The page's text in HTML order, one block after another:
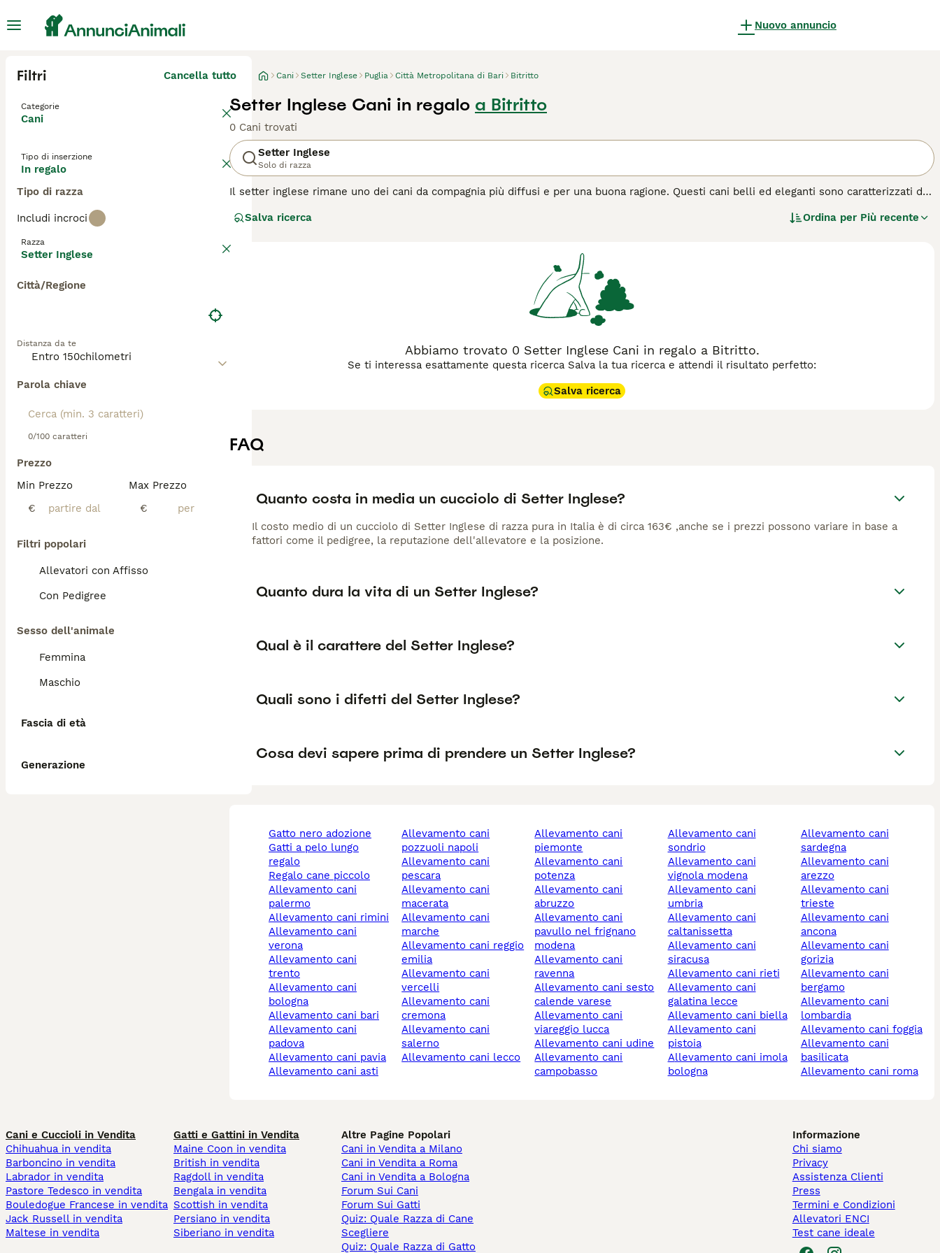
Nuovo annuncio
Filtri Cancella tutto
Categorie
Cani
Tipo di inserzione
In regalo
Tipo di razza
Includi incroci
Razza
Setter Inglese
Città/Regione
Distanza da te
Parola chiave
0/100 caratteri
Prezzo
Min Prezzo
€
Max Prezzo
€
Filtri popolari
Allevatori con Affisso
Con Pedigree
Sesso dell'animale
Femmina
Maschio
Fascia di età
Generazione
Cani Setter Inglese Puglia Città Metropolitana di Bari Bitritto
Setter Inglese Cani in regalo a Bitritto
0 Cani trovati
Setter Inglese
Solo di razza
Il setter inglese rimane uno dei cani da compagnia più diffusi e per una buona ragione. Questi cani belli ed eleganti sono caratterizzati da
inglese è conosciuto per il suo bell'aspetto ma è la sua natura amichevole, dolce e intelligente che lo distingue dalla folla. In breve, i
per informazioni su questa razza di cane.
Salva ricerca Ordina per Più recente
Abbiamo trovato 0 Setter Inglese Cani in regalo a Bitritto.
Se ti interessa esattamente questa ricerca Salva la tua ricerca e attendi il risultato perfetto:
Salva ricerca
FAQ
Quanto costa in media un cucciolo di Setter Inglese?
Il costo medio di un cucciolo di Setter Inglese di razza pura in Italia è di circa 163€ ,anche se i prezzi possono variare in base a
fattori come il pedigree, la reputazione dell'allevatore e la posizione.
Quanto dura la vita di un Setter Inglese?
Qual è il carattere del Setter Inglese?
Quali sono i difetti del Setter Inglese?
Cosa devi sapere prima di prendere un Setter Inglese?
gatto nero adozione
gatti a pelo lungo
regalo
regalo cane piccolo
allevamento cani
palermo
allevamento cani rimini
allevamento cani
verona
allevamento cani
trento
allevamento cani
bologna
allevamento cani bari
allevamento cani
padova
allevamento cani pavia
allevamento cani asti
allevamento cani
pozzuoli napoli
allevamento cani
pescara
allevamento cani
macerata
allevamento cani
marche
allevamento cani reggio
emilia
allevamento cani
vercelli
allevamento cani
cremona
allevamento cani
salerno
allevamento cani lecco
allevamento cani
piemonte
allevamento cani
potenza
allevamento cani
abruzzo
allevamento cani
pavullo nel frignano
modena
allevamento cani
ravenna
allevamento cani sesto
calende varese
allevamento cani
viareggio lucca
allevamento cani udine
allevamento cani
campobasso
allevamento cani
sondrio
allevamento cani
vignola modena
allevamento cani
umbria
allevamento cani
caltanissetta
allevamento cani
siracusa
allevamento cani rieti
allevamento cani
galatina lecce
allevamento cani biella
allevamento cani
pistoia
allevamento cani imola
bologna
allevamento cani
sardegna
allevamento cani
arezzo
allevamento cani
trieste
allevamento cani
ancona
allevamento cani
gorizia
allevamento cani
bergamo
allevamento cani
lombardia
allevamento cani foggia
allevamento cani
basilicata
allevamento cani roma
Cani e Cuccioli in Vendita
Chihuahua in vendita
Barboncino in vendita
Labrador in vendita
Pastore Tedesco in vendita
Bouledogue Francese in vendita
Jack Russell in vendita
Maltese in vendita
Gatti e Gattini in Vendita
Maine Coon in vendita
British in vendita
Ragdoll in vendita
Bengala in vendita
Scottish in vendita
Persiano in vendita
Siberiano in vendita
Altre Pagine Popolari
Cani in Vendita a Milano
Cani in Vendita a Roma
Cani in Vendita a Bologna
Forum Sui Cani
Forum Sui Gatti
Quiz: Quale Razza di Cane
Scegliere
Quiz: Quale Razza di Gatto
Informazione
Chi siamo
Privacy
Assistenza Clienti
Press
Termini e Condizioni
Allevatori ENCI
Test cane ideale